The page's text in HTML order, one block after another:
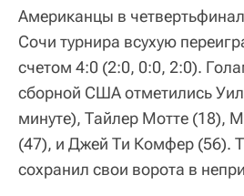
Американцы в
Сочи турнира всухую
счетом 4:0 (2:0, 0:0, 2:0).
сборной США отметились
минуте), Тайлер Мотте (18),
(47), и Джей Ти Комфер (56).
сохранил свои ворота в